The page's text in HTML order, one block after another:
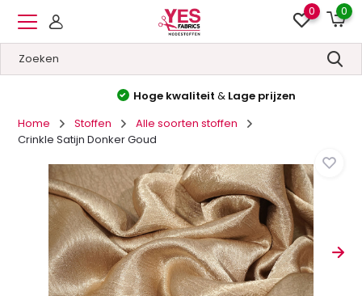
0 0
Hoge kwaliteit&Lage prijzen
Home
Stoffen
Alle soorten stoffen
Crinkle Satijn Donker Goud